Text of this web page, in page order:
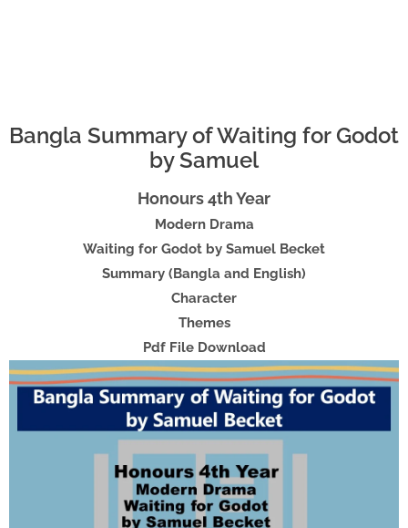
Bangla Summary of Waiting for Godot
by Samuel
Honours 4th Year
Modern Drama
Waiting for Godot by Samuel Becket
Summary (Bangla and English)
Character
Themes
Pdf File Download